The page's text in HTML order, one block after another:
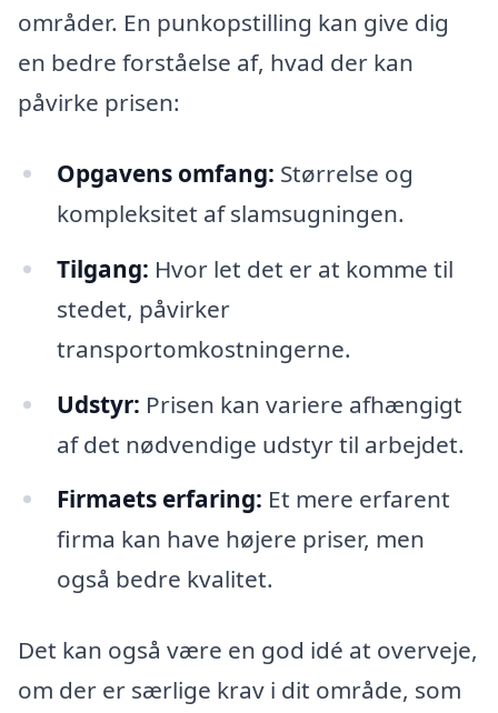
områder. En punkopstilling kan give dig
en bedre forståelse af, hvad der kan
påvirke prisen:
Opgavens omfang: Størrelse og
kompleksitet af slamsugningen.
Tilgang: Hvor let det er at komme til
stedet, påvirker
transportomkostningerne.
Udstyr: Prisen kan variere afhængigt
af det nødvendige udstyr til arbejdet.
Firmaets erfaring: Et mere erfarent
firma kan have højere priser, men
også bedre kvalitet.
Det kan også være en god idé at overveje,
om der er særlige krav i dit område, som